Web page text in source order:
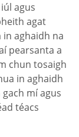
agus
agat
aghaidh na
pearsanta a
chun tosaigh
in aghaidh
mí agus
téacs